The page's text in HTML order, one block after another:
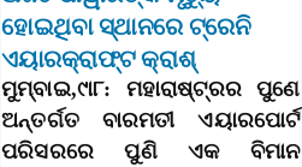
ହୋଇଥିବା ସ୍ଥାନରେ ଟ୍ରେନି
ଏୟାରକ୍ରାଫ୍ଟ କ୍ରାଶ୍
ମୁମ୍ବାଇ,୯ା୮: ମହାରାଷ୍ଟ୍ରର ପୁଣେ
ଅନ୍ତର୍ଗତ ବାରମତୀ ଏୟାରପୋର୍ଟ
ପରିସରରେ ପୁଣି ଏକ ବିମାନ